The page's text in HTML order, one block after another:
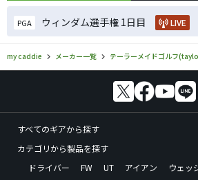
PGA ウィンダム選手権 1日目 LIVE
my caddie メーカー一覧 テーラーメイドゴルフ
すべてのギアから探す
カテゴリから製品を探す
ドライバー
FW UT アイアン ウェッ